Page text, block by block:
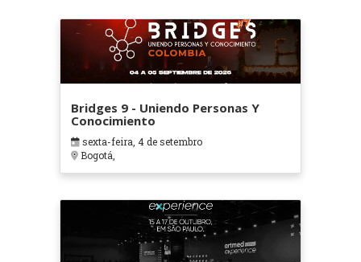
Bridges 9 - Uniendo Personas Y
Conocimiento
sexta-feira, 4 de setembro
Bogotá,